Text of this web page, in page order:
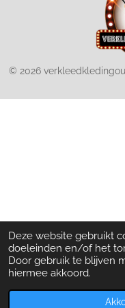
Deze website gebruikt
doeleinden en/of het
Door gebruik te blijven
hiermee akkoord.
© 2026